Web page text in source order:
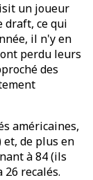
un joueur
draft, ce qui
il n'y en
perdu leurs
des
américaines,
et, de plus en
à 84 (ils
recalés.